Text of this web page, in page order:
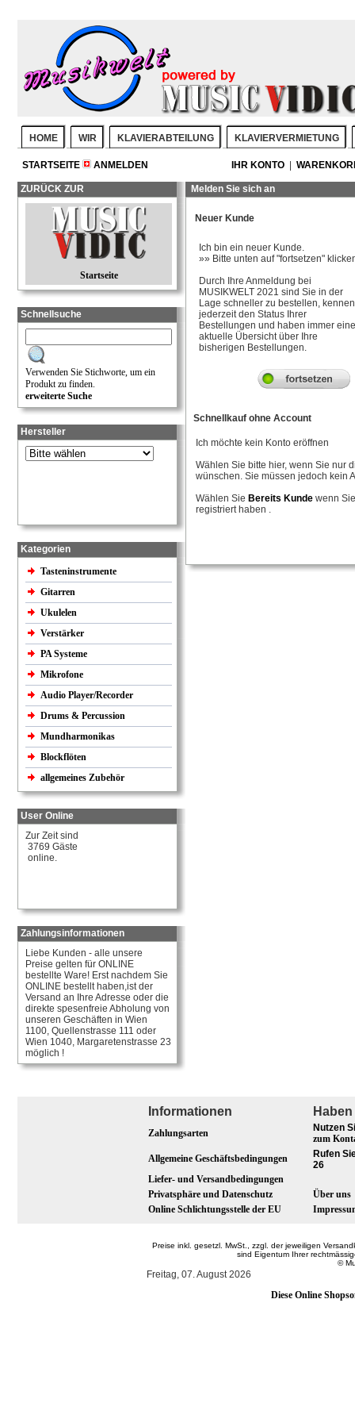
HOME WIR KLAVIERABTEILUNG KLAVIERVERMIETUNG
STARTSEITE ANMELDEN IHR KONTO
ZURÜCK ZUR
Startseite
Schnellsuche
Verwenden Sie Stichworte, um ein
Produkt zu finden.
erweiterte Suche
Hersteller
Kategorien
Tasteninstrumente
Gitarren
Ukulelen
Verstärker
PA Systeme
Mikrofone
Audio Player/Recorder
Drums & Percussion
Mundharmonikas
Blockflöten
allgemeines Zubehör
User Online
Zur Zeit sind
3769 Gäste
online.
Zahlungsinformationen
Liebe Kunden - alle unsere
Preise gelten für ONLINE
bestellte Ware! Erst nachdem Sie
ONLINE bestellt haben,ist der
Versand an Ihre Adresse oder die
direkte spesenfreie Abholung von
unseren Geschäften in Wien
1100, Quellenstrasse 111 oder
Wien 1040, Margaretenstrasse 23
möglich !
Melden Sie sich an
Neuer Kunde
Ich bin ein neuer Kunde.
»» Bitte unten auf "fortsetzen"
Durch Ihre Anmeldung bei
MUSIKWELT 2021 sind Sie in der
Lage schneller zu bestellen, kennen
jederzeit den Status Ihrer
Bestellungen und haben immer eine
aktuelle Übersicht über Ihre
bisherigen Bestellungen.
Schnellkauf ohne Account
Ich möchte kein Konto eröffnen
Wählen Sie bitte hier, wenn Sie nur
wünschen. Sie müssen jedoch kein
Wählen Sie Bereits Kunde wenn
registriert haben .
Informationen
Zahlungsarten
Nutzen
zum
Allgemeine Geschäftsbedingungen
Rufen
26
Liefer- und Versandbedingungen
Privatsphäre und Datenschutz
Über uns
Online Schlichtungsstelle der EU
Preise inkl. gesetzl. MwSt., zzgl. der jeweiligen
sind Eigentum Ihrer
©
Freitag, 07. August 2026
Diese Online